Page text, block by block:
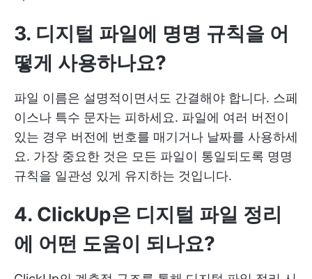
3. 디지털 파일에 명명 규칙을 어
떻게 사용하나요?
파일 이름은 설명적이면서도 간결해야 합니다. 스페
이스나 특수 문자는 피하세요. 파일에 여러 버전이
있는 경우 버전에 번호를 매기거나 날짜를 사용하세
요. 가장 중요한 것은 모든 파일이 통일되도록 명명
규칙을 일관성 있게 유지하는 것입니다.
4. ClickUp은 디지털 파일 정리
에 어떤 도움이 되나요?